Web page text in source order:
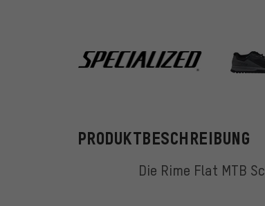
PRODUKTBESCHREIBUNG
Die Rime Flat MTB